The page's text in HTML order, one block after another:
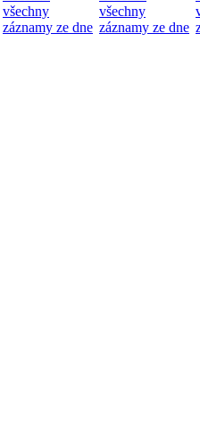
všechny
záznamy ze dne
všechny
záznamy ze dne